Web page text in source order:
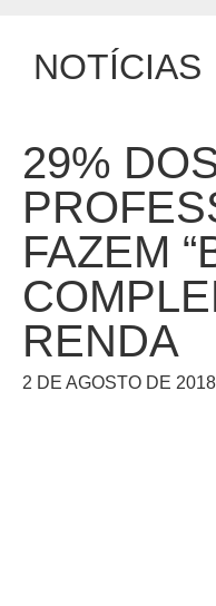
NOTÍCIAS
29%
FAZEM
RENDA
2 DE AGOSTO DE 2018